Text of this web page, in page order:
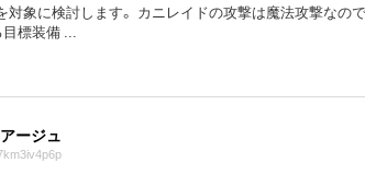
対象に検討します。 カニレイドの攻撃は魔法攻撃なので
標装備 ...
ージュ